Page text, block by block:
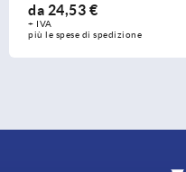
da 24,53 €
+ IVA
più le spese di spedizione